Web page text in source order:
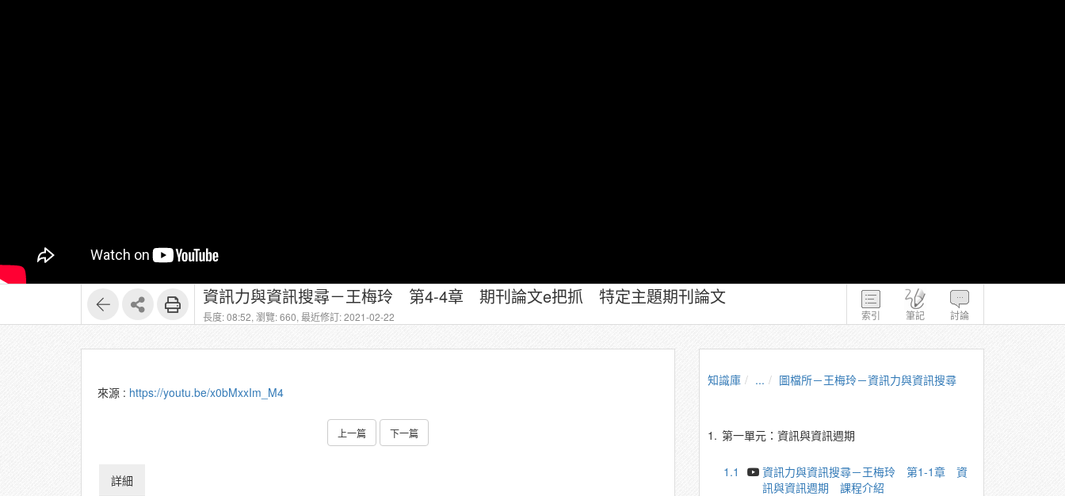
索引 筆記 討論
資訊力與資訊搜尋－王梅玲 第4-4章 期刊論文e把抓 特定主題期刊論文
長度: 08:52, 瀏覽: 660, 最近修訂: 2021-02-22
來源 : https://youtu.be/x0bMxxIm_M4
上一篇 下一篇
詳細
知識庫 ... 圖檔所－王梅玲－資訊力與資訊搜尋
1. 第一單元：資訊與資訊週期
1.1
資訊力與資訊搜尋－王梅玲 第1-1章 資
訊與資訊週期 課程介紹